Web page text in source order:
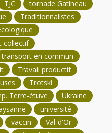
TJC
tornade Gatineau
Traditionnalistes
collectif
transport en commun
Travail productif
Trotski
Terre-étuve
Ukraine
université
vaccin
Val-d'Or